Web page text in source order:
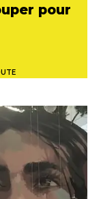
pour